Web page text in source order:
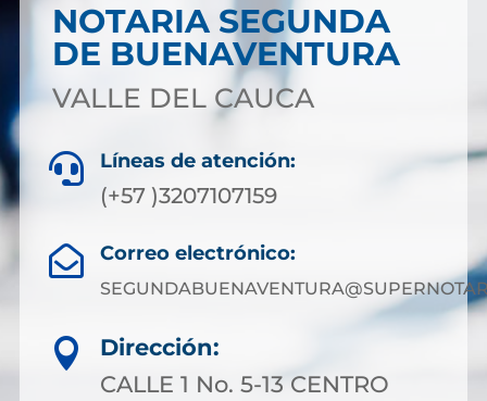
NOTARIA SEGUNDA
DE BUENAVENTURA
VALLE DEL CAUCA
 Líneas de atención:
(+57 )3207107159
 Correo electrónico:

Dirección:
CALLE 1 No. 5-13 CENTRO